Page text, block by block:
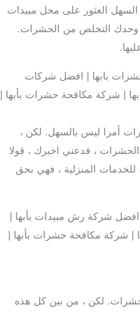
العثور على محل مبيدات
وحدك التخلص من الحشرات.
بابها | افضل شركات
| شركة مكافحة حشرات بأبها |
أمرا ليس بالسهل. لكن ،
، فدعني اخبرك ، قولا
المنزلية ، فهي بحق
شركة رش مبيدات بأبها |
| شركة مكافحة حشرات بأبها |
لكن ، من بين كل هذه